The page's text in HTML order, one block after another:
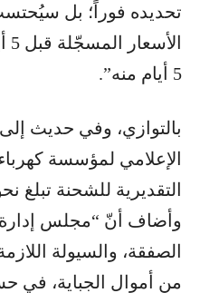
تحديده فوراً؛ بل
5 أيام منه”.
بالتوازي، وفي حديث
الإعلامي لمؤسسة
وأضاف أنّ “مجلس
الصفقة، والسيولة
من أموال الجباية، في